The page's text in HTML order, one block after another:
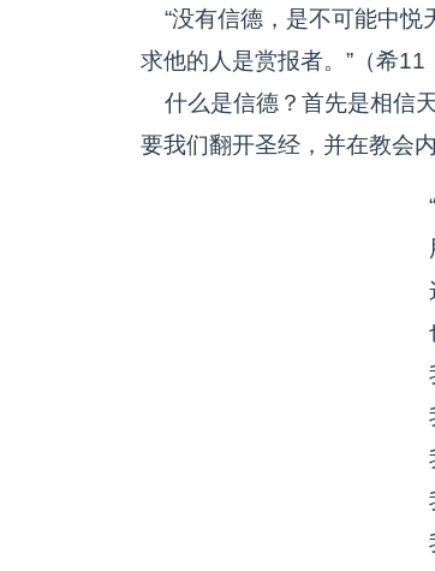
“没有信德，是不可能中悦
求他的人是赏报者。”（希11
什么是信德？首先是相信
要我们翻开圣经，并在教会